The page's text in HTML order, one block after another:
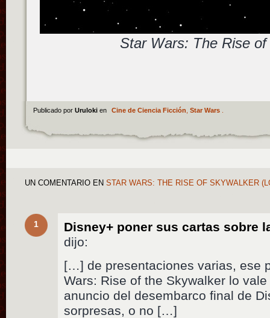
Star Wars: The Rise
Publicado por Uruloki en Cine de Ciencia Ficción Star Wars.
UN COMENTARIO EN STAR WARS: THE RISE OF SKYWALKER
1
Disney+ poner sus cartas sobre
dijo:
[…] de presentaciones varias, ese
Wars: Rise of the Skywalker lo
anuncio del desembarco final de
sorpresas, o no […]